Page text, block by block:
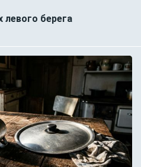
левого берега